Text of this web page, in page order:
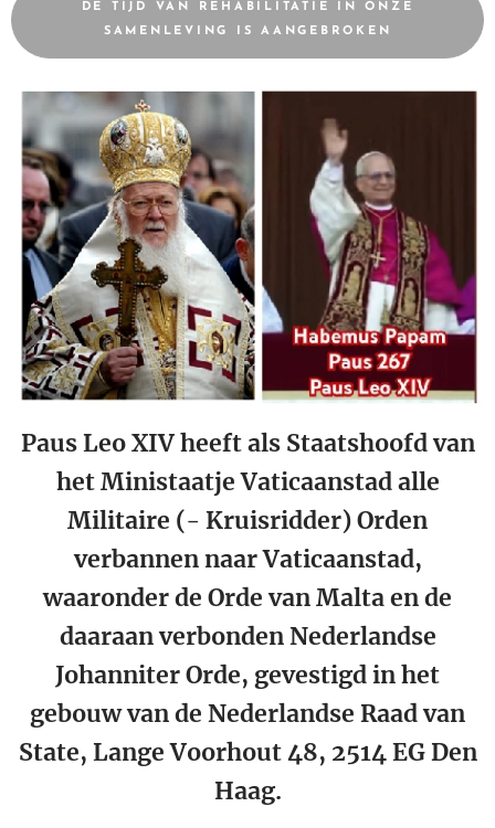
DE TIJD VAN REHABILITATIE IN ONZE
SAMENLEVING IS AANGEBROKEN
Paus Leo XIV heeft als Staatshoofd van
het Ministaatje Vaticaanstad alle
Militaire (- Kruisridder) Orden
verbannen naar Vaticaanstad,
waaronder de Orde van Malta en de
daaraan verbonden Nederlandse
Johanniter Orde, gevestigd in het
gebouw van de Nederlandse Raad van
State, Lange Voorhout 48, 2514 EG Den
Haag.